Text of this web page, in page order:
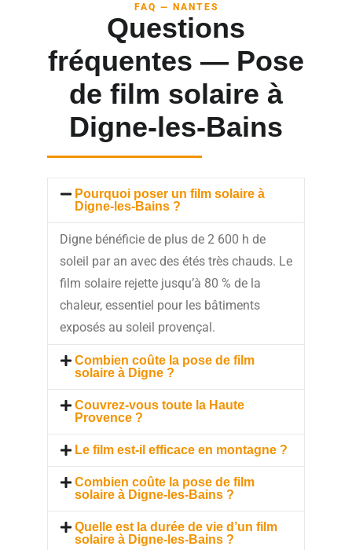
FAQ — NANTES
Questions
fréquentes — Pose
de film solaire à
Digne-les-Bains
Pourquoi poser un film solaire à
Digne-les-Bains ?
Digne bénéficie de plus de 2 600 h de
soleil par an avec des étés très chauds. Le
film solaire rejette jusqu’à 80 % de la
chaleur, essentiel pour les bâtiments
exposés au soleil provençal.
Combien coûte la pose de film
solaire à Digne ?
Couvrez-vous toute la Haute
Provence ?
Le film est-il efficace en montagne ?
Combien coûte la pose de film
solaire à Digne-les-Bains ?
Quelle est la durée de vie d’un film
solaire à Digne-les-Bains ?